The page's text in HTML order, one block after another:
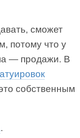
сможет
потому что у
— продажи. В
собственным
.